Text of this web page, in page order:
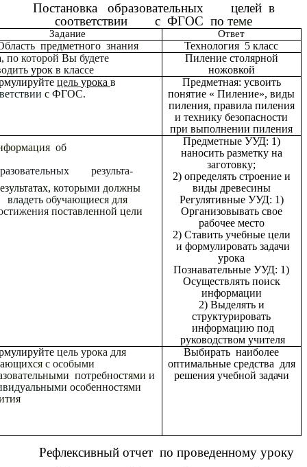
Постановка образовательных целей в
соответствии с ФГОС по теме
Задание Ответ
предметногознания
Технология 5 класс
по которой Вы будете
урок в классе
Пиление столярной
ножовкой
цель урока в
с ФГОС.
Предметная: усвоить
понятие « Пиление», виды
пиления, правила пиления
и технику безопасности
при выполнении пиления
об
результа-
которыми должны
владетьобучающиеся для
поставленной цели
Предметные УУД: 1)
наносить разметку на
заготовку;
2) определять строение и
виды древесины
Регулятивные УУД: 1)
Организовывать свое
рабочее место
2) Ставить учебные цели
и формулировать задачи
урока
Познавательные УУД: 1)
Осуществлять поиск
информации
2) Выделять и
структурировать
информацию под
руководством учителя
цель урока для
ся с особыми
потребностями и
особенностями
Выбирать наиболее
оптимальные средства для
решения учебной задачи
Рефлексивный отчет по проведенному уроку